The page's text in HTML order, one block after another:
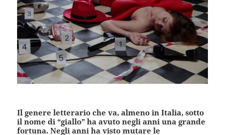
Il genere letterario che va, almeno in Italia, sotto
il nome di “giallo” ha avuto negli anni una grande
fortuna. Negli anni ha visto mutare le